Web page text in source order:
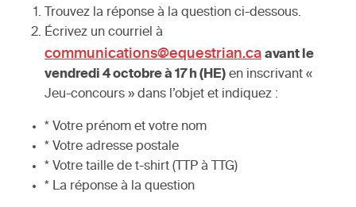
Trouvez la réponse à la question ci-dessous.
Écrivez un courriel à
communications@equestrian.ca avant le
vendredi 4 octobre à 17 h (HE) en inscrivant «
Jeu-concours » dans l’objet et indiquez :
* Votre prénom et votre nom
* Votre adresse postale
* Votre taille de t-shirt (TTP à TTG)
* La réponse à la question